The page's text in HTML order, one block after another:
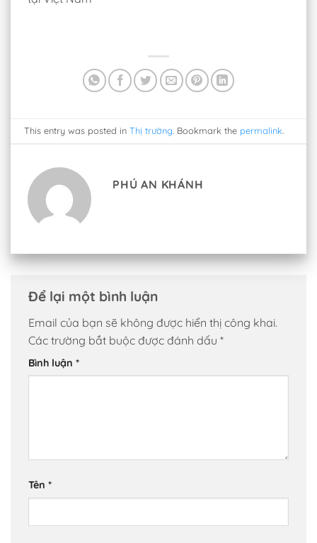
This entry was posted inThị trường. Bookmark the permalink.
PHÚ AN KHÁNH
Để lại một bình luận
Email của bạn sẽ không được hiển thị công khai.
Các trường bắt buộc được đánh dấu *
Bình luận *
Tên *